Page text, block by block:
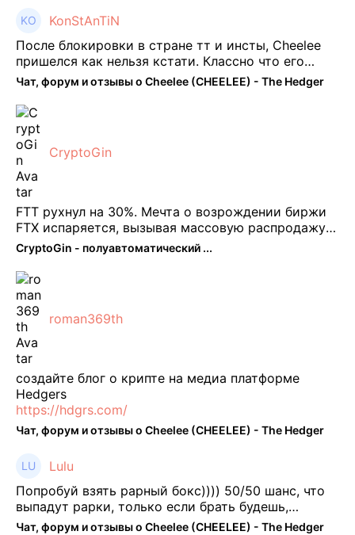
KonStAnTiN
После блокировки в стране тт и инсты, Cheelee
пришелся как нельзя кстати. Классно что его
можно юзать без так уже всем надоевшего vpn.
Сейчас просто чилю и наслаждаюсь др ...
Чат, форум и отзывы о Cheelee (CHEELEE) - The Hedger
CryptoGin
FTT рухнул на 30%. Мечта о возрождении биржи
FTX испаряется, вызывая массовую распродажу
ее собственного токена FTT. По словам Кайко , 5
февраля FTT, ныне бесполезная ...
CryptoGin - полуавтоматический ...
roman369th
создайте блог о крипте на медиа платформе
Hedgers
https://hdgrs.com/
Чат, форум и отзывы о Cheelee (CHEELEE) - The Hedger
Lulu
Попробуй взять рарный бокс)))) 50/50 шанс, что
выпадут рарки, только если брать будешь,
отпиши потом что да как))
Чат, форум и отзывы о Cheelee (CHEELEE) - The Hedger